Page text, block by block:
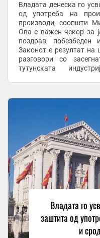
Владата денеска го
од употреба на
производи, соопшти
Ова е важен чекор за
поздрав, побезбеден
Законот е резултат на
разговори со
тутунската
Владата го
заштита од
и